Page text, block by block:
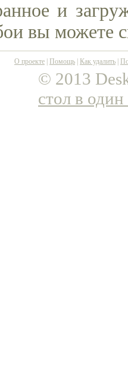
и
вы можете
О проекте Помощь Как удалить
© 2013
стол в